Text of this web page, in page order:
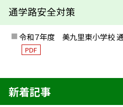
通学路安全対策
令和７年度 美九里東小学校
PDF
新着記事